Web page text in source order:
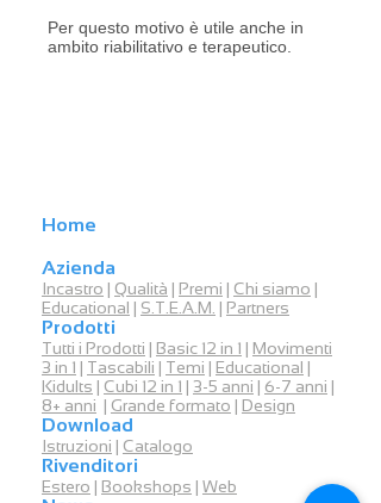
Per questo motivo è utile anche in
ambito riabilitativo e terapeutico.
Home
Azienda
Incastro | Qualità | Premi | Chi siamo |
Educational | S.T.E.A.M. | Partners
Prodotti
Tutti i Prodotti | Basic 12 in 1 | Movimenti
3 in 1 | Tascabili | Temi | Educational |
Kidults | Cubi 12 in 1 | 3-5 anni | 6-7 anni |
8+ anni | Grande formato | Design
Download
Istruzioni | Catalogo
Rivenditori
Estero | Bookshops | Web